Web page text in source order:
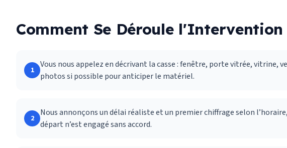
Comment Se Déroule l'Intervention
1
Vous nous appelez en décrivant la casse : fenêtre, porte vitrée, vitrine,
photos si possible pour anticiper le matériel.
2
Nous annonçons un délai réaliste et un premier chiffrage selon
départ n’est engagé sans accord.